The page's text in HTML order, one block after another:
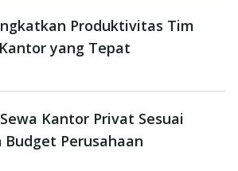
Produktivitas Tim
yang Tepat
Kantor Privat Sesuai
Perusahaan